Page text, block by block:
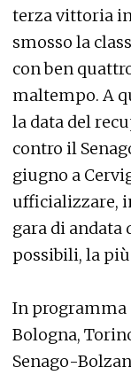
terza vittoria
smosso la
con ben
maltempo. A
la data del
contro il
giugno a
ufficializzare,
gara di andata
possibili, la
In programma
Bologna,
Senago-